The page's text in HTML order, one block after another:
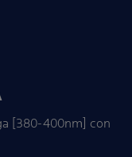
[380-400nm] con